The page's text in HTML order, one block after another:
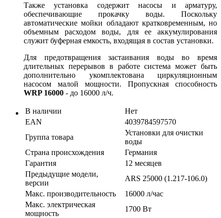
Также установка содержит насосы и арматуру,
обеспечивающие прокачку воды. Поскольку
автоматические мойки обладают кратковременным, но
объемным расходом воды, для ее аккумулирования
служит буферная емкость, входящая в состав установки.
Для предотвращения застаивания воды во время
длительных перерывов в работе система может быть
дополнительно укомплектована циркуляционным
насосом малой мощности. Пропускная способность
WRP 16000 - до 16000 л/ч.
В наличии
Нет
EAN
4039784597570
Группа товара
Установки для очистки
воды
Страна происхождения
Германия
Гарантия
12 месяцев
Предыдущие модели,
версии
ARS 25000 (1.217-106.0)
Макс. производительность
16000 л/час
Макс. электрическая
мощность
1700 Вт